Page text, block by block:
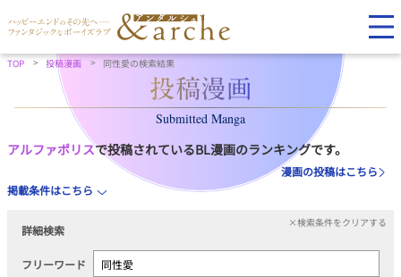
TOP 投稿漫画 同性愛の検索結果
Submitted Manga
アルファポリスで投稿されているBL漫画のランキングです。
漫画の投稿はこちら
掲載条件はこちら
詳細検索
×検索条件をクリアする
フリーワード